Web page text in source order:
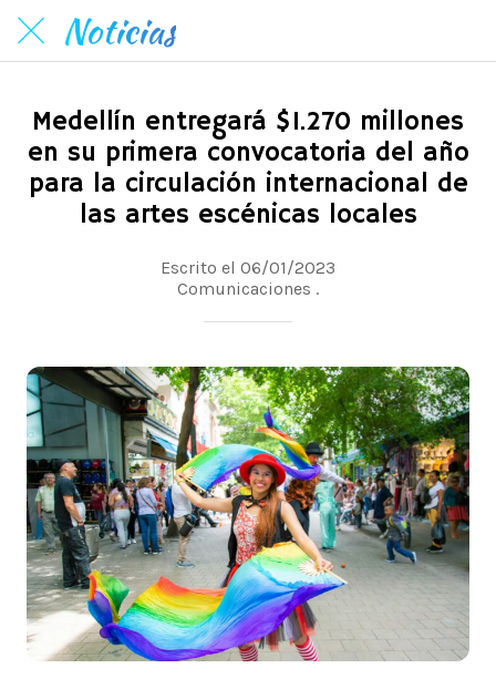
Noticias
Medellín entregará $1.270 millones
en su primera convocatoria del año
para la circulación internacional de
las artes escénicas locales
Escrito el 06/01/2023
Comunicaciones .